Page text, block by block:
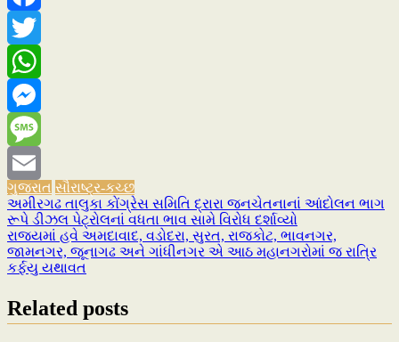
Facebook
Twitter
WhatsApp
Messenger
Message
Email
ગુજરાત સૌરાષ્ટ્ર-કચ્છ
Post
navigation
અમીરગઢ તાલુકા કોંગ્રેસ સમિતિ દ્રારા જનચેતનાનાં આંદોલન ભાગ
રૂપે ડીઝલ પેટ્રોલનાં વધતા ભાવ સામે વિરોધ દર્શાવ્યો
રાજ્યમાં હવે અમદાવાદ, વડોદરા, સુરત, રાજકોટ, ભાવનગર,
જામનગર, જૂનાગઢ અને ગાંધીનગર એ આઠ મહાનગરોમાં જ રાત્રિ
કર્ફયુ યથાવત
Related posts